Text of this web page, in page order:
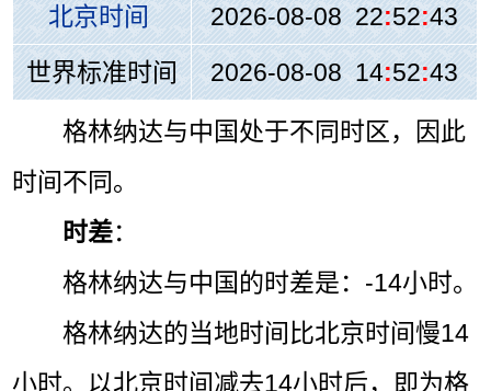
北京时间
2026-08-08 22:52:43
世界标准时间
2026-08-08 14:52:43
格林纳达与中国处于不同时区，因此
时间不同。
时差：
格林纳达与中国的时差是：-14小时。
格林纳达的当地时间比北京时间慢14
小时。以北京时间减去14小时后，即为格